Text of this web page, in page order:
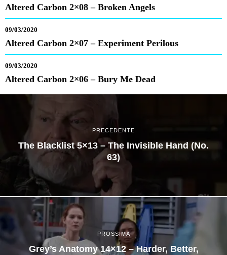
Altered Carbon 2×08 – Broken Angels
09/03/2020
Altered Carbon 2×07 – Experiment Perilous
09/03/2020
Altered Carbon 2×06 – Bury Me Dead
PRECEDENTE
The Blacklist 5×13 – The Invisible Hand (No.
63)
PROSSIMA
Grey’s Anatomy 14×12 – Harder, Better,